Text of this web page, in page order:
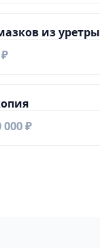
из уретры
000 ₽